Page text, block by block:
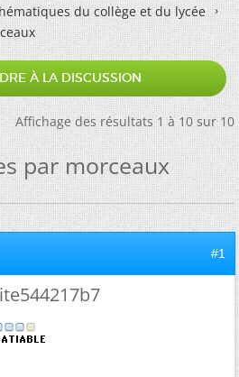
du collège et du lycée
À LA DISCUSSION
Affichage des résultats 1 à 10 sur 10
par morceaux
#1